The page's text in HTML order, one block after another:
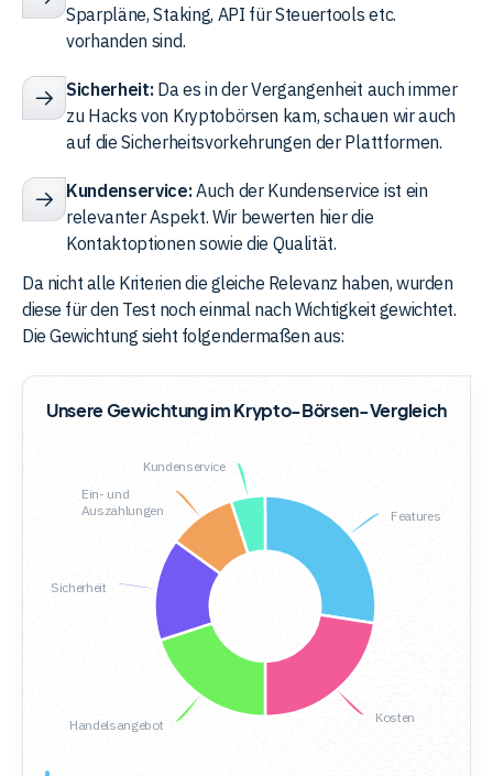
Sparpläne, Staking, API für Steuertools etc.
vorhanden sind.
Sicherheit:Da es in der Vergangenheit auch immer
zu Hacks von Kryptobörsen kam, schauen wir auch
auf die Sicherheitsvorkehrungen der Plattformen.
Kundenservice:Auch der Kundenservice ist ein
relevanter Aspekt. Wir bewerten hier die
Kontaktoptionen sowie die Qualität.
Da nicht alle Kriterien die gleiche Relevanz haben, wurden
diese für den Test noch einmal nach Wichtigkeit gewichtet.
Die Gewichtung sieht folgendermaßen aus:
Unsere Gewichtung im Krypto-Börsen-Vergleich
Features
Kosten
Handelsangebot
Sicherheit
Ein- und
Auszahlungen
Kundenservice